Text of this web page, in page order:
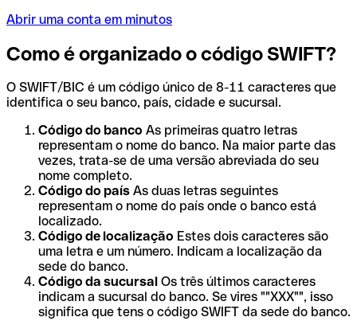
Abrir uma conta em minutos
Como é organizado o código SWIFT?
O SWIFT/BIC é um código único de 8-11 caracteres que
identifica o seu banco, país, cidade e sucursal.
Código do banco As primeiras quatro letras
representam o nome do banco. Na maior parte das
vezes, trata-se de uma versão abreviada do seu
nome completo.
Código do país As duas letras seguintes
representam o nome do país onde o banco está
localizado.
Código de localização Estes dois caracteres são
uma letra e um número. Indicam a localização da
sede do banco.
Código da sucursal Os três últimos caracteres
indicam a sucursal do banco. Se vires ""XXX"", isso
significa que tens o código SWIFT da sede do banco.